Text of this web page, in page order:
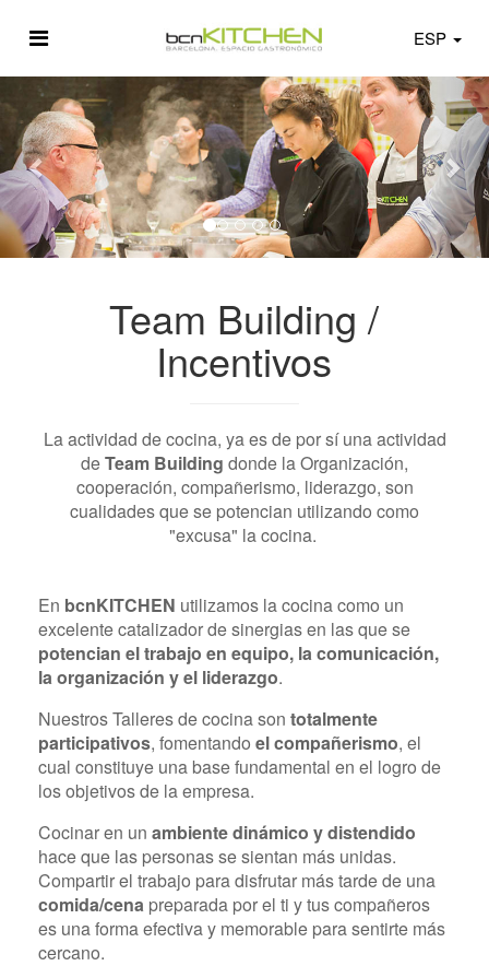
ESP
Team Building /
Incentivos
La actividad de cocina, ya es de por sí una actividad
deTeam Building donde la Organización,
cooperación, compañerismo, liderazgo, son
cualidades que se potencian utilizando como
"excusa" la cocina.
En bcnKITCHEN utilizamos la cocina como un
excelente catalizador de sinergias en las que se
potencian el trabajo en equipo, la comunicación,
la organización y el liderazgo.
Nuestros Talleres de cocina son totalmente
participativos, fomentando el compañerismo, el
cual constituye una base fundamental en el logro de
los objetivos de la empresa.
Cocinar en un ambiente dinámico y distendido
hace que las personas se sientan más unidas.
Compartir el trabajo para disfrutar más tarde de una
comida/cena preparada por el ti y tus compañeros
es una forma efectiva y memorable para sentirte más
cercano.